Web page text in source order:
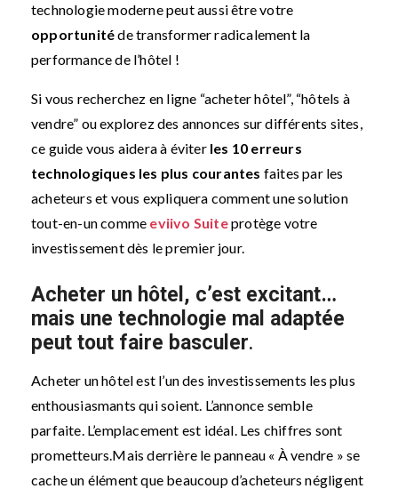
technologie moderne peut aussi être votre
opportunitéde transformer radicalement la
performance de l’hôtel !
Si vous recherchez en ligne “acheter hôtel”, “hôtels à
vendre” ou explorez des annonces sur différents sites,
ce guide vous aidera à éviter les 10 erreurs
technologiques les plus courantes faites par les
acheteurs et vous expliquera comment une solution
tout-en-un comme eviivo Suiteprotège votre
investissement dès le premier jour.
Acheter un hôtel, c’est excitant…
mais une technologie mal adaptée
peut tout faire basculer.
Acheter un hôtel est l’un des investissements les plus
enthousiasmants qui soient. L’annonce semble
parfaite. L’emplacement est idéal. Les chiffres sont
prometteurs.Mais derrière le panneau « À vendre » se
cache un élément que beaucoup d’acheteurs négligent